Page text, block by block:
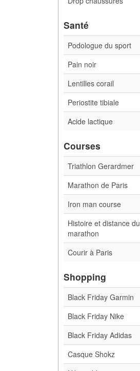
Santé
Podologue du sport
Pain noir
Lentilles corail
Periostite tibiale
Acide lactique
Courses
Triathlon Gerardmer
Marathon de Paris
Iron man course
Histoire et distance du
marathon
Courir à Paris
Shopping
Black Friday Garmin
Black Friday Nike
Black Friday Adidas
Casque Shokz